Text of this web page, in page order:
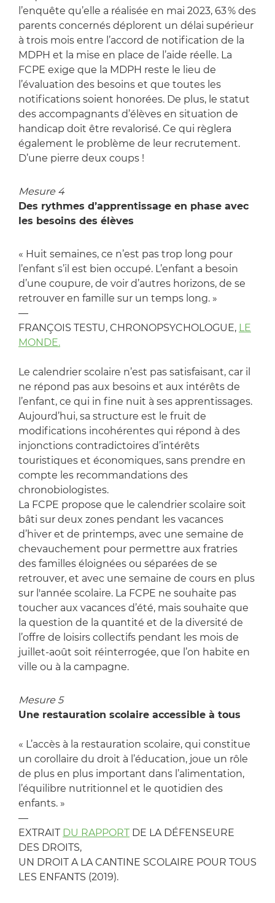
l’enquête qu’elle a réalisée en mai 2023, 63 % des
parents concernés déplorent un délai supérieur
à trois mois entre l’accord de notification de la
MDPH et la mise en place de l’aide réelle. La
FCPE exige que la MDPH reste le lieu de
l’évaluation des besoins et que toutes les
notifications soient honorées. De plus, le statut
des accompagnants d’élèves en situation de
handicap doit être revalorisé. Ce qui règlera
également le problème de leur recrutement.
D’une pierre deux coups !
Mesure 4
Des rythmes d’apprentissage en phase avec
les besoins des élèves
« Huit semaines, ce n’est pas trop long pour
l’enfant s’il est bien occupé. L’enfant a besoin
d’une coupure, de voir d’autres horizons, de se
retrouver en famille sur un temps long. »
—
FRANÇOIS TESTU, CHRONOPSYCHOLOGUE, LE
MONDE.
Le calendrier scolaire n’est pas satisfaisant, car il
ne répond pas aux besoins et aux intérêts de
l’enfant, ce qui in fine nuit à ses apprentissages.
Aujourd’hui, sa structure est le fruit de
modifications incohérentes qui répond à des
injonctions contradictoires d’intérêts
touristiques et économiques, sans prendre en
compte les recommandations des
chronobiologistes.
La FCPE propose que le calendrier scolaire soit
bâti sur deux zones pendant les vacances
d’hiver et de printemps, avec une semaine de
chevauchement pour permettre aux fratries
des familles éloignées ou séparées de se
retrouver, et avec une semaine de cours en plus
sur l'année scolaire. La FCPE ne souhaite pas
toucher aux vacances d’été, mais souhaite que
la question de la quantité et de la diversité de
l’offre de loisirs collectifs pendant les mois de
juillet-août soit réinterrogée, que l’on habite en
ville ou à la campagne.
Mesure 5
Une restauration scolaire accessible à tous
« L’accès à la restauration scolaire, qui constitue
un corollaire du droit à l’éducation, joue un rôle
de plus en plus important dans l’alimentation,
l’équilibre nutritionnel et le quotidien des
enfants. »
—
EXTRAIT DU RAPPORT DE LA DÉFENSEURE
DES DROITS,
UN DROIT A LA CANTINE SCOLAIRE POUR TOUS
LES ENFANTS (2019).